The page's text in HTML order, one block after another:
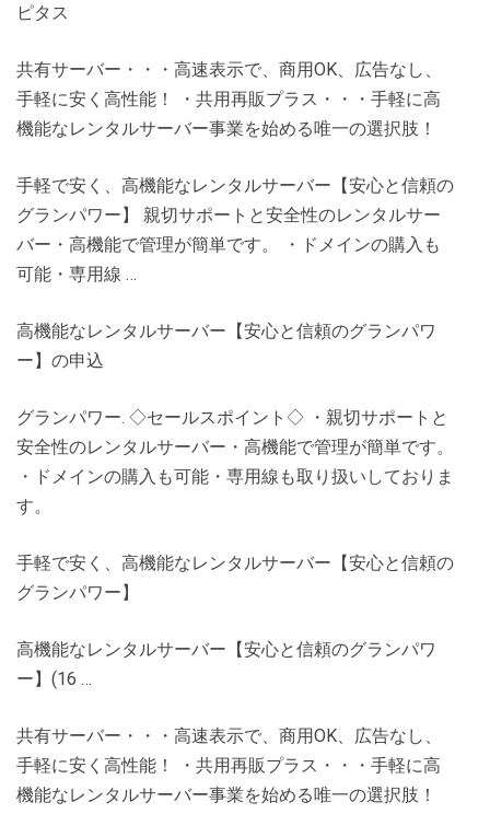
ピタス
共有サーバー・・・高速表示で、商用OK、広告なし、
手軽に安く高性能！ ・共用再販プラス・・・手軽に高
機能なレンタルサーバー事業を始める唯一の選択肢！
手軽で安く、高機能なレンタルサーバー【安心と信頼の
グランパワー】 親切サポートと安全性のレンタルサー
バー・高機能で管理が簡単です。 ・ドメインの購入も
可能・専用線 …
高機能なレンタルサーバー【安心と信頼のグランパワ
ー】の申込
グランパワー. ◇セールスポイント◇ ・親切サポートと
安全性のレンタルサーバー・高機能で管理が簡単です。
・ドメインの購入も可能・専用線も取り扱いしておりま
す。
手軽で安く、高機能なレンタルサーバー【安心と信頼の
グランパワー】
高機能なレンタルサーバー【安心と信頼のグランパワ
ー】(16 …
共有サーバー・・・高速表示で、商用OK、広告なし、
手軽に安く高性能！ ・共用再販プラス・・・手軽に高
機能なレンタルサーバー事業を始める唯一の選択肢！